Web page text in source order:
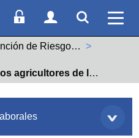
Correo webAcceso Socios
Acceso
Prevención de Riesgos Laborales
UE a trabajar con seguridad